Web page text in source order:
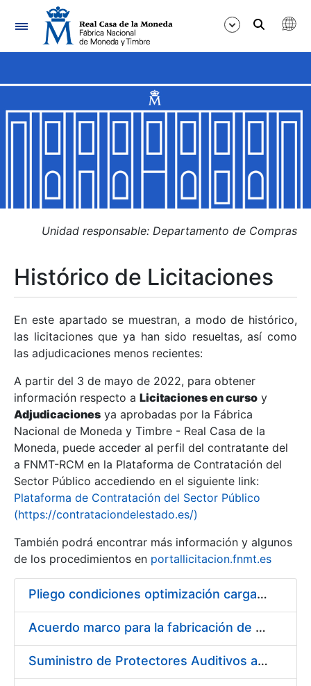
Navegación
Mostrar/Ocultar
Mostrar/Ocultar
Mostrar/Ocultar
Mostrar/Ocultar
Mostrar/Ocultar
Mostrar/Ocultar
Unidad responsable: Departamento de Compras
Histórico de Licitaciones
En este apartado se muestran, a modo de histórico,
las licitaciones que ya han sido resueltas, así como
las adjudicaciones menos recientes:
A partir del 3 de mayo de 2022, para obtener
información respecto a Licitaciones en curso y
Adjudicaciones ya aprobadas por la Fábrica
Nacional de Moneda y Timbre - Real Casa de la
Moneda, puede acceder al perfil del contratante del
a FNMT-RCM en la Plataforma de Contratación del
Sector Público accediendo en el siguiente link:
Plataforma de Contratación del Sector Público
(https://contrataciondelestado.es/)
También podrá encontrar más información y algunos
de los procedimientos en portallicitacion.fnmt.es
Pliego condiciones optimización cargas compras firmado
Acuerdo marco para la fabricación de piezas
Suministro de Protectores Auditivos a medida para las personas trabajadoras de los Centros de Trabajo de Madrid y Burgos